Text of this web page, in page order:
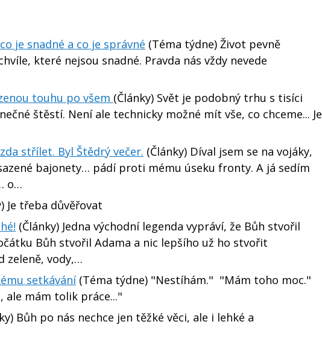
je snadné a co je správné (Téma týdne) Život pevně
které nejsou snadné. Pravda nás vždy nevede
touhu po všem (Články) Svět je podobný trhu s tisíci
štěstí. Není ale technicky možné mít vše, co chceme... Je
střílet. Byl Štědrý večer. (Články) Díval jsem se na vojáky,
bajonety… pádí proti mému úseku fronty. A já sedím
o…
Je třeba důvěřovat
(Články) Jedna východní legenda vypráví, že Bůh stvořil
Bůh stvořil Adama a nic lepšího už ho stvořit
zeleně, vody,…
setkávání(Téma týdne) "Nestíhám." "Mám toho moc."
ale mám tolik práce..."
Bůh po nás nechce jen těžké věci, ale i lehké a